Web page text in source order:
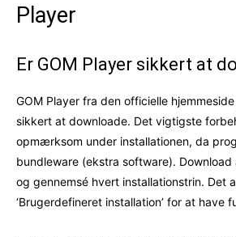
Player
Er GOM Player sikkert at
GOM Player fra den officielle
sikkert at downloade. Det vigtigste
opmærksom under installationen, da
bundleware (ekstra software).
og gennemsé hvert installationstrin. Det
‘Brugerdefineret installation’ for at have